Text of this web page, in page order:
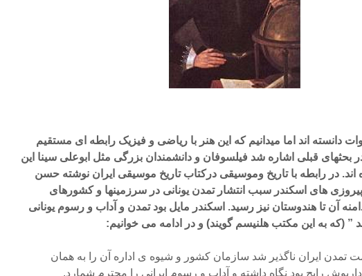
دانسته اند اما میدانیم که این هنر با ریاضی و فیزیک رابطه ای مستقیم
بحثهای قبلی اشاره شد فیلسوفان و دانشمندان بزرگی مثل ابوعلی سینا این
اند. در رابطه با تاریخ وموسیقی درکتاب تاریخ موسیقی ایران نوشته حسن
های اسکندر سبب انتشار تمدن یونانی در سرزمینها و کشورهای
آن تا هندوستان نیز رسید. اسکندر مایل بود تمدن و آداب و رسوم یونانی
” (که به این مکتب هلنیسم گویند) و در ادامه می خوانیم:
تمدن ایران ناگذیر شد سازمان کشور و شیوه ی اداره آن را به همان
رایج بود نگاه داشته و آداب و رسوم ایرانی را محترم شمارد.